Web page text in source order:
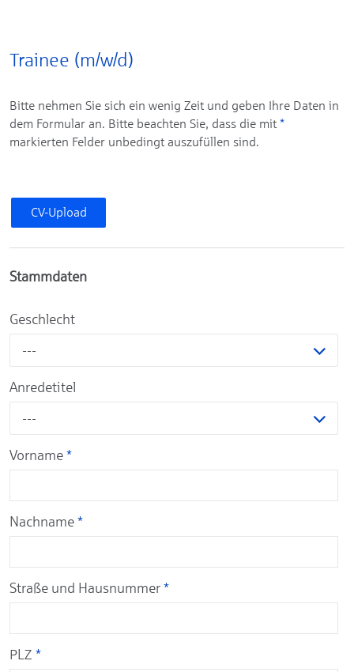
Trainee (m/w/d)
Bitte nehmen Sie sich ein wenig Zeit und geben Ihre Daten in
dem Formular an. Bitte beachten Sie, dass die mit *
markierten Felder unbedingt auszufüllen sind.
CV-Upload
Stammdaten
Geschlecht
---
Anredetitel
---
Vorname *
Nachname *
Straße und Hausnummer *
PLZ *